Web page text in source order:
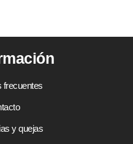
frecuentes
y quejas